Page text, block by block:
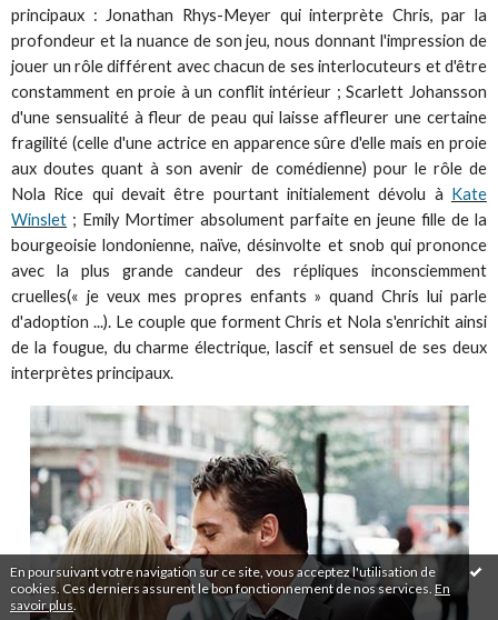
En poursuivant votre navigation sur ce site, vous acceptez l'utilisation de
cookies. Ces derniers assurent le bon fonctionnement de nos services. En
savoir plus.
principaux : Jonathan Rhys-Meyer qui interprète Chris, par la
profondeur et la nuance de son jeu, nous donnant l'impression de
jouer un rôle différent avec chacun de ses interlocuteurs et d'être
constamment en proie à un conflit intérieur ; Scarlett Johansson
d'une sensualité à fleur de peau qui laisse affleurer une certaine
fragilité (celle d'une actrice en apparence sûre d'elle mais en proie
aux doutes quant à son avenir de comédienne) pour le rôle de
Nola Rice qui devait être pourtant initialement dévolu à Kate
Winslet ; Emily Mortimer absolument parfaite en jeune fille de la
bourgeoisie londonienne, naïve, désinvolte et snob qui prononce
avec la plus grande candeur des répliques inconsciemment
cruelles(« je veux mes propres enfants » quand Chris lui parle
d'adoption ...). Le couple que forment Chris et Nola s'enrichit ainsi
de la fougue, du charme électrique, lascif et sensuel de ses deux
interprètes principaux.